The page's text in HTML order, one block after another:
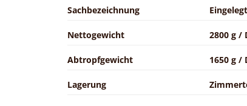
Sachbezeichnung
Nettogewicht 2800 g /
Abtropfgewicht 1650 g /
Lagerung